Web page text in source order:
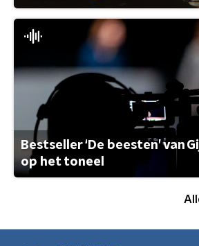
Bestseller ‘De beesten’ van
op het toneel